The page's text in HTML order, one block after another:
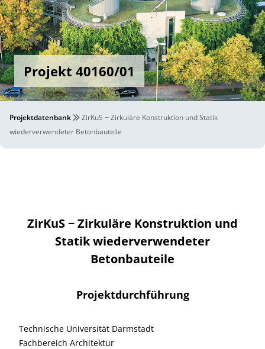
Projekt 40160/01
Projektdatenbank
ZirKuS − Zirkuläre Konstruktion und Statik
wiederverwendeter Betonbauteile
ZirKuS − Zirkuläre Konstruktion und
Statik wiederverwendeter
Betonbauteile
Projektdurchführung
Technische Universität Darmstadt
Fachbereich Architektur